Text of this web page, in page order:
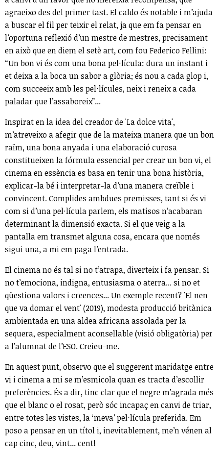
agraeixo des del primer tast. El caldo és notable i m’ajuda
a buscar el fil per teixir el relat, ja que em fa pensar en
l’oportuna reflexió d’un mestre de mestres, precisament
en això que en diem el setè art, com fou Federico Fellini:
“Un bon vi és com una bona pel·lícula: dura un instant i
et deixa a la boca un sabor a glòria; és nou a cada glop i,
com succeeix amb les pel·lícules, neix i reneix a cada
paladar que l’assaboreix”...
Inspirat en la idea del creador de 'La dolce vita',
m’atreveixo a afegir que de la mateixa manera que un bon
raïm, una bona anyada i una elaboració curosa
constitueixen la fórmula essencial per crear un bon vi, el
cinema en essència es basa en tenir una bona història,
explicar-la bé i interpretar-la d’una manera creïble i
convincent. Complides ambdues premisses, tant si és vi
com si d’una pel·lícula parlem, els matisos n’acabaran
determinant la dimensió exacta. Si el que veig a la
pantalla em transmet alguna cosa, encara que només
sigui una, a mi em paga l’entrada.
El cinema no és tal si no t’atrapa, diverteix i fa pensar. Si
no t’emociona, indigna, entusiasma o aterra... si no et
qüestiona valors i creences... Un exemple recent? 'El nen
que va domar el vent' (2019), modesta producció britànica
ambientada en una aldea africana assolada per la
sequera, especialment aconsellable (visió obligatòria) per
a l’alumnat de l’ESO. Creieu-me.
En aquest punt, observo que el suggerent maridatge entre
vi i cinema a mi se m’esmicola quan es tracta d’escollir
preferències. És a dir, tinc clar que el negre m’agrada més
que el blanc o el rosat, però sóc incapaç en canvi de triar,
entre totes les vistes, la ‘meva’ pel·lícula preferida. Em
poso a pensar en un títol i, inevitablement, me’n vénen al
cap cinc, deu, vint... cent!